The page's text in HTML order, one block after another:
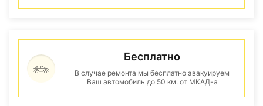
Бесплатно
В случае ремонта мы бесплатно эвакуируем
Ваш автомобиль до 50 км. от МКАД-а